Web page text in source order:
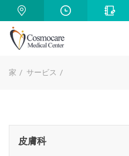
家 サービス
皮膚科